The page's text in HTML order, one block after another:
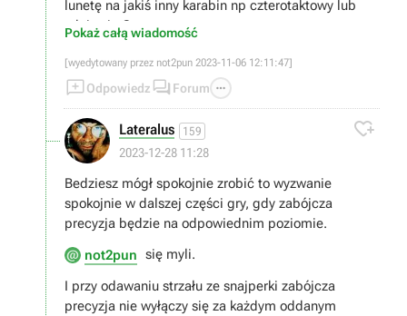
lunetę na jakiś inny karabin np czterotaktowy lub
zdaje sie Carcano.
Pokaż całą wiadomość
[wyedytowany przez not2pun 2023-11-06 12:11:47]
Odpowiedz  Forum 
Lateralus 159
2023-12-28 11:28

Bedziesz mógł spokojnie zrobić to wyzwanie
spokojnie w dalszej części gry, gdy zabójcza
precyzja będzie na odpowiednim poziomie.
not2pun się myli.
I przy odawaniu strzału ze snajperki zabójcza
precyzja nie wyłączy się za każdym oddanym